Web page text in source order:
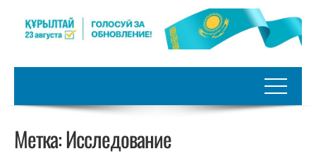
Метка:Исследование